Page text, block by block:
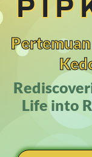
Life into